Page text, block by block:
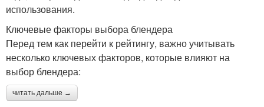
использования.
Ключевые факторы выбора блендера
Перед тем как перейти к рейтингу, важно учитывать
несколько ключевых факторов, которые влияют на
выбор блендера:
читать дальше →